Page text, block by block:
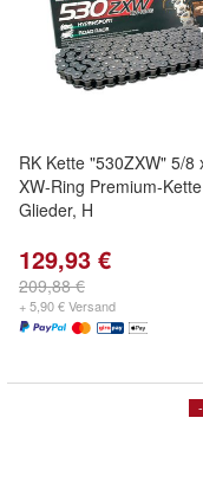
RK Kette "530ZXW" 5/8
XW-Ring Premium-
Glieder, H
129,93 €
209,88 €
+ 5,90 € Versand